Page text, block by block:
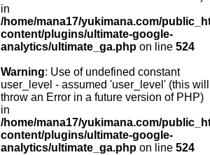
in
/home/mana17/yukimana.com/
content/plugins/ultimate-google-
analytics/ultimate_ga.php on line 524
Warning: Use of undefined constant
user_level - assumed 'user_level' (this will
throw an Error in a future version of PHP)
in
/home/mana17/yukimana.com/
content/plugins/ultimate-google-
analytics/ultimate_ga.php on line 524